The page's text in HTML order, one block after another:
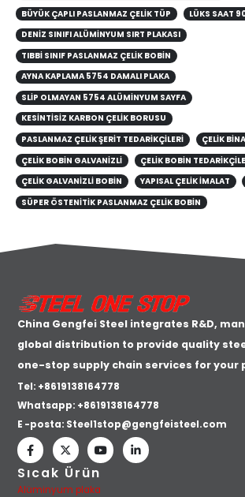
BÜYÜK ÇAPLI PASLANMAZ ÇELIK TÜP
LÜKS SAAT
DENIZ SINIFI ALÜMINYUM SIRT PLAKASI
TIBBI SINIF PASLANMAZ ÇELIK BOBIN
AYNA KAPLAMA 5754 DAMALI PLAKA
SLIP OLMAYAN 5754 ALÜMINYUM SAYFA
KESINTISIZ KARBON ÇELIK BORUSU
PASLANMAZ ÇELIK ŞERIT TEDARIKÇILERI
ÇELIK
ÇELIK BOBIN GALVANIZLI
ÇELIK BOBIN
ÇELIK GALVANIZLI BOBIN
YAPISAL ÇELIK IMALAT
SÜPER ÖSTENITIK PASLANMAZ ÇELIK BOBIN
China Gengfei Steel integrates R&D,
global distribution to provide quality
one-stop supply chain services for your
Tel: +8619138164778
Whatsapp: +8619138164778
E -posta: Steel1stop@gengfeisteel.com
Sıcak Ürün
Alüminyum plaka